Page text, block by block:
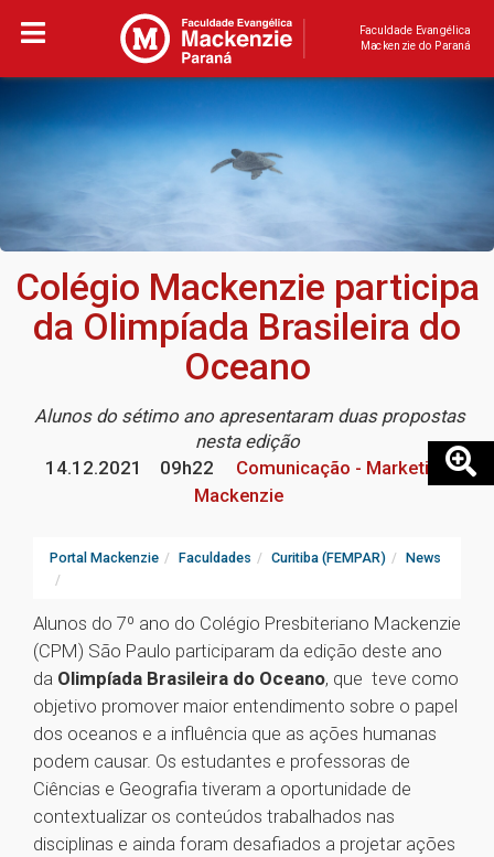
Faculdade Evangélica
Mackenzie do Paraná
Colégio Mackenzie participa
da Olimpíada Brasileira do
Oceano
Alunos do sétimo ano apresentaram duas propostas
nesta edição
14.12.2021
09h22
Comunicação - Marketing
Mackenzie
Portal Mackenzie Faculdades Curitiba (FEMPAR) News
Alunos do 7º ano do Colégio Presbiteriano Mackenzie
(CPM) São Paulo participaram da edição deste ano
da Olimpíada Brasileira do Oceano, que teve como
objetivo promover maior entendimento sobre o papel
dos oceanos e a influência que as ações humanas
podem causar. Os estudantes e professoras de
Ciências e Geografia tiveram a oportunidade de
contextualizar os conteúdos trabalhados nas
disciplinas e ainda foram desafiados a projetar ações